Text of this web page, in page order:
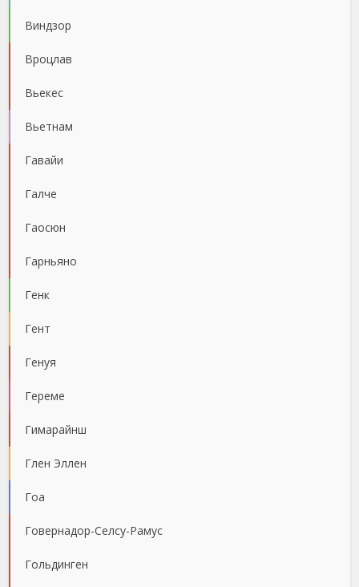
Виндзор
Вроцлав
Вьекес
Вьетнам
Гавайи
Галче
Гаосюн
Гарньяно
Генк
Гент
Генуя
Гереме
Гимарайнш
Глен Эллен
Гоа
Говернадор-Селсу-Рамус
Гольдинген